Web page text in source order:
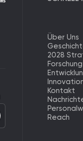
Über Uns
2028
Kontakt
Reach